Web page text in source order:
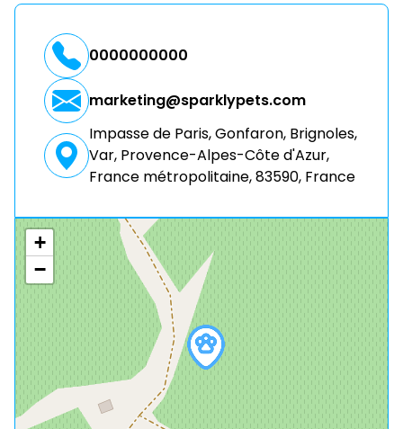
0000000000
marketing@sparklypets.com
Impasse de Paris, Gonfaron, Brignoles,
Var, Provence-Alpes-Côte d'Azur,
France métropolitaine, 83590, France
+
−